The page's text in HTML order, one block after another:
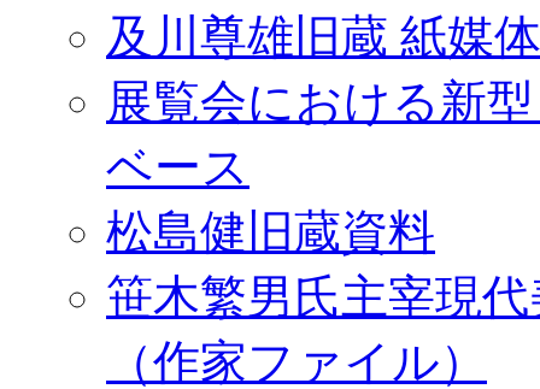
及川尊雄旧蔵 紙媒
展覧会における新
ベース
松島健旧蔵資料
笹木繁男氏主宰現
（作家ファイル）